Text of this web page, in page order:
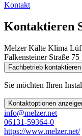
Kontakt
Kontaktieren
Melzer Kälte Klima
Falkensteiner Straße
Fachbetrieb kontaktieren
Sie möchten Ihren
Kontaktoptionen
info@melzer.net
06131-59364-0
https://www.melzer.net/